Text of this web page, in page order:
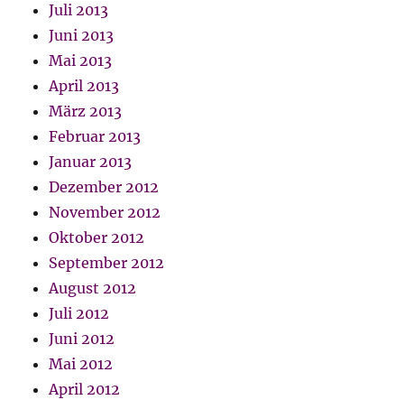
Juli 2013
Juni 2013
Mai 2013
April 2013
März 2013
Februar 2013
Januar 2013
Dezember 2012
November 2012
Oktober 2012
September 2012
August 2012
Juli 2012
Juni 2012
Mai 2012
April 2012